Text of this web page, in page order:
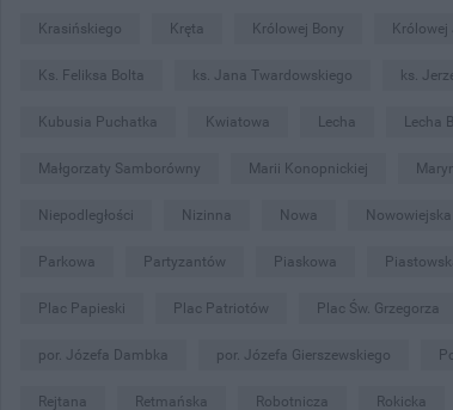
Krasińskiego Kręta Królowej Bony Królowej
Ks. Feliksa Bolta ks. Jana Twardowskiego ks.
Kubusia Puchatka Kwiatowa Lecha Lecha
Małgorzaty Samborówny Marii Konopnickiej
Niepodległości Nizinna Nowa Nowowiejska
Parkowa Partyzantów Piaskowa
Plac Papieski Plac Patriotów Plac Św. Grzegorza
por. Józefa Dambka por. Józefa Gierszewskiego
Rejtana Retmańska Robotnicza Rokicka